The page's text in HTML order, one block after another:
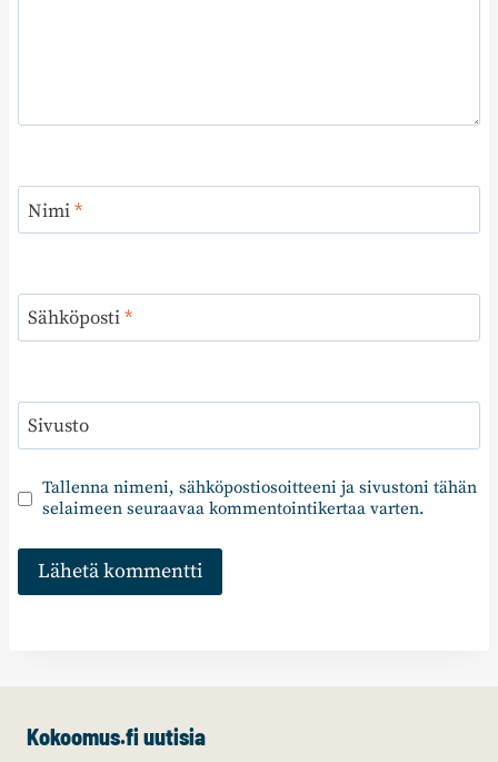
Nimi*
Sähköposti*
Sivusto
Tallenna nimeni, sähköpostiosoitteeni ja sivustoni tähän
selaimeen seuraavaa kommentointikertaa varten.
Kokoomus.fi uutisia